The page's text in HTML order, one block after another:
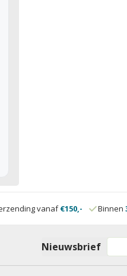
vanaf€150,- Binnen
Nieuwsbrief